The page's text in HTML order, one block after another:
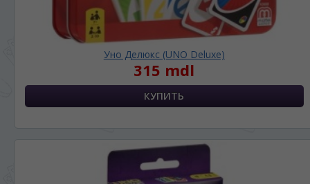
Уно Делюкс (UNO Deluxe)
315 mdl